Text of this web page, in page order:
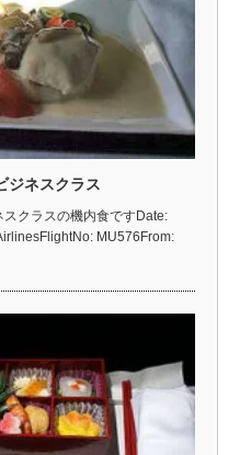
ネスクラス
クラスの機内食ですDate:
MU576From: